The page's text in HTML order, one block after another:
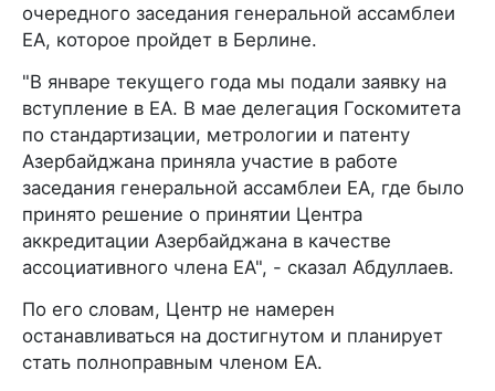
очередного заседания генеральной ассамблеи
EA, которое пройдет в Берлине.
"В январе текущего года мы подали заявку на
вступление в EA. В мае делегация Госкомитета
по стандартизации, метрологии и патенту
Азербайджана приняла участие в работе
заседания генеральной ассамблеи EA, где было
принято решение о принятии Центра
аккредитации Азербайджана в качестве
ассоциативного члена ЕА", - сказал Абдуллаев.
По его словам, Центр не намерен
останавливаться на достигнутом и планирует
стать полноправным членом EA.